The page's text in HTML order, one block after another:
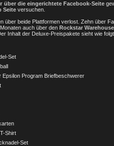
über die eingerichtete Facebook-Seite
Seite versuchen.
über beide Plattformen verlost. Zehn über
auch über den Rockstar Warehouse
Inhalt der Deluxe-Preispakete sieht wie
Set
Epsilon Program Briefbeschwerer
Shirt
Set